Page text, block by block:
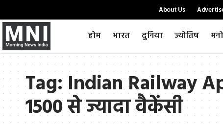
About Us
होम भारत दुनिया ज्योतिष
Tag: Indian Railway
1500 से ज्यादा वैकेंसी